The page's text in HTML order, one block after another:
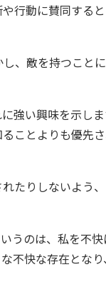
行動に賛同すると
、敵を持つこと
強い興味を示し
ことよりも優先
たりしないよう
のは、私を不快
不快な存在とな